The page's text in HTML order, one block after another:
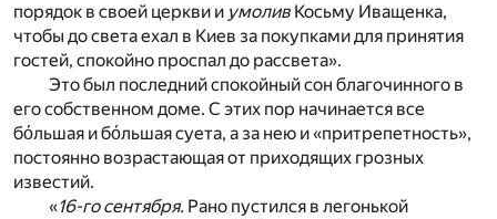
порядок в своей церкви и умолив Косьму Иващенка,
чтобы до света ехал в Киев за покупками для принятия
гостей, спокойно проспал до рассвета».
Это был последний спокойный сон благочинного в
его собственном доме. С этих пор начинается все
бόльшая и бόльшая суета, а за нею и «притрепетность»,
постоянно возрастающая от приходящих грозных
известий.
«16-го сентября. Рано пустился в легонькой